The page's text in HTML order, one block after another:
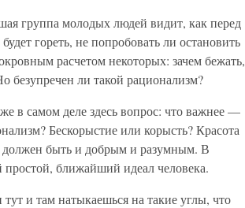
группа молодых людей видит, как перед
гореть, не попробовать ли остановить
расчетом некоторых: зачем бежать,
безупречен ли такой рационализм?
в самом деле здесь вопрос: что важнее —
Бескорыстие или корысть? Красота
быть и добрым и разумным. В
ближайший идеал человека.
и там натыкаешься на такие углы, что